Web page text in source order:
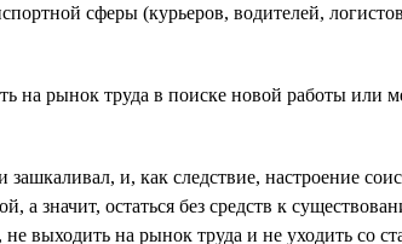
сферы (курьеров, водителей,
на рынок труда в поиске новой работы или
и, как следствие, настроение
а значит, остаться без средств к
выходить на рынок труда и не уходить со